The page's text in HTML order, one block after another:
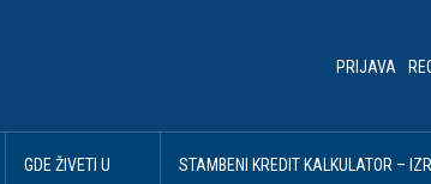
PRIJAVA
GDE ŽIVETI U STAMBENI KREDIT KALKULATOR –